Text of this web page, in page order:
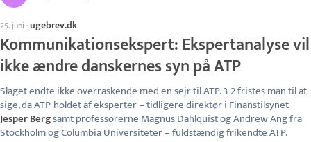
25. juni · ugebrev.dk
Kommunikationsekspert: Ekspertanalyse vil
ikke ændre danskernes syn på ATP
Slaget endte ikke overraskende med en sejr til ATP. 3-2 fristes man til at
sige, da ATP-holdet af eksperter – tidligere direktør i Finanstilsynet
Jesper Bergsamt professorerne Magnus Dahlquist og Andrew Ang fra
Stockholm og Columbia Universiteter – fuldstændig frikendte ATP.